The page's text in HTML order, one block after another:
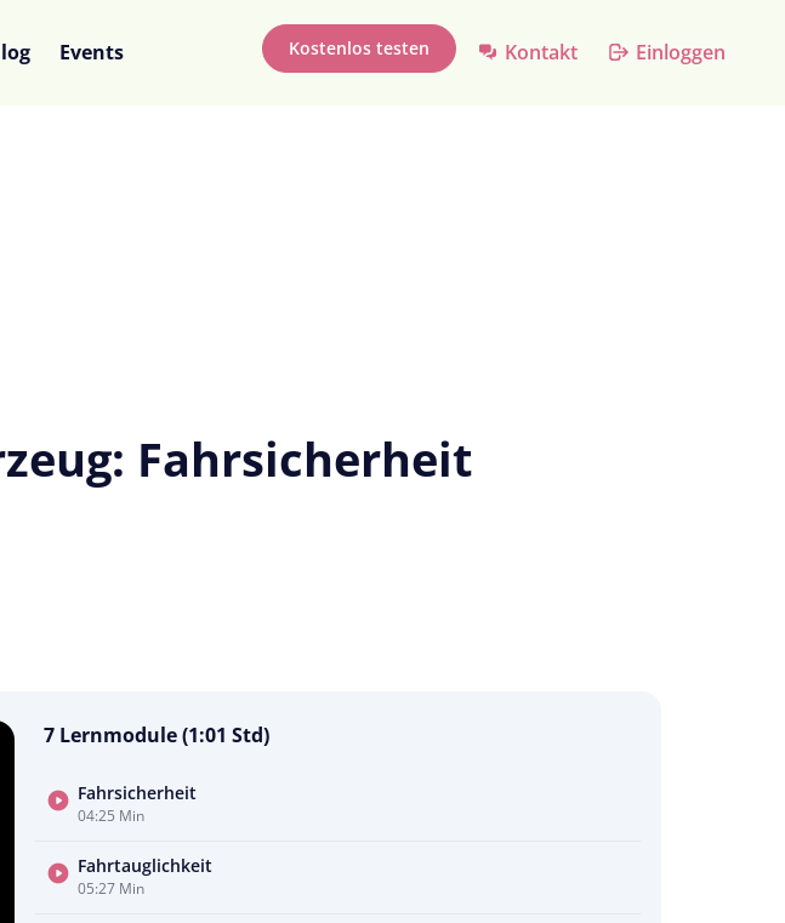
Events Kostenlos testen Kontakt Einloggen
Fahrsicherheit
7 Lernmodule (1:01 Std)
Fahrsicherheit
04:25 Min
Fahrtauglichkeit
05:27 Min